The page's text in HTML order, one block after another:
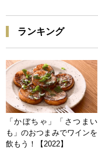
ランキング
「かぼちゃ」「さつまい
も」のおつまみでワインを
飲もう！【2022】